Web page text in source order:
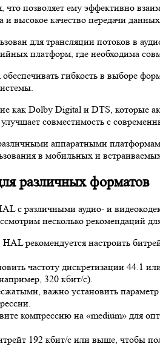
позволяет ему эффективно
и высокое качество передачи
для трансляции потоков в
платформ, где необходима
гибкость в выборе
как Dolby Digital и DTS, которые
совместимость с
аппаратными
в мобильных и
различных форматов
с различными аудио- и
несколько рекомендаций
рекомендуется настроить
частоту дискретизации 44.1
320 кбит/с).
важно установить
компрессию на «medium» для
192 кбит/с или выше, чтобы